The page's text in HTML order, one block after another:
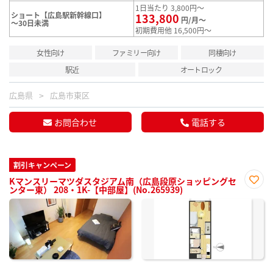
ショート【広島駅新幹線口】
～30日未満
1日当たり 3,800円～
133,800 円/月～
初期費用他 16,500円～
女性向け ファミリー向け
同棲向け
駅近
オートロック
広島県 広島市東区
お問合わせ 電話する
割引キャンペーン
Kマンスリーマツダスタジアム南（広島段原ショッピングセ
ンター東） 208・1K-【中部屋】(No.265939)
に入